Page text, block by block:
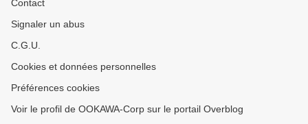
Contact
Signaler un abus
C.G.U.
Cookies et données personnelles
Préférences cookies
Voir le profil de OOKAWA-Corp sur le portail Overblog